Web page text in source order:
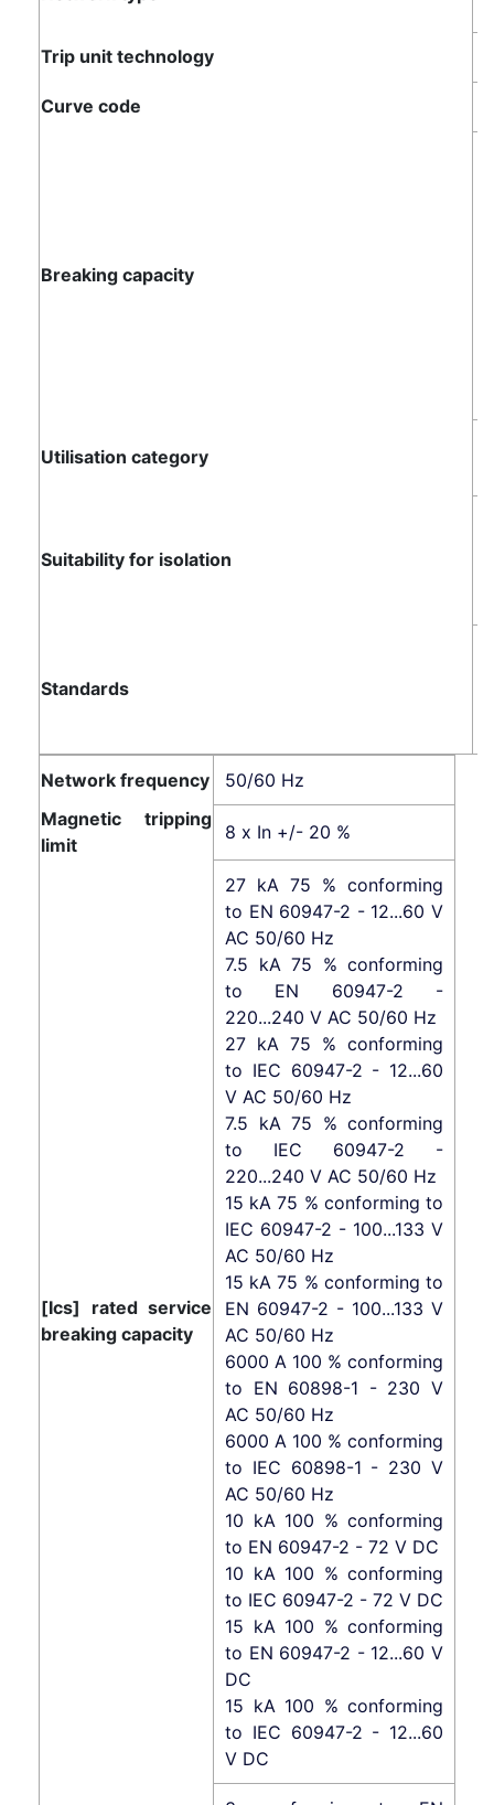
Trip unit technology
Curve code
Breaking capacity
Utilisation category
Suitability for isolation
Standards
Network frequency
50/60 Hz
Magnetic tripping
limit
8 x In +/- 20 %
[Ics] rated service
breaking capacity
27 kA 75 % conforming
to EN 60947-2 - 12...60 V
AC 50/60 Hz
7.5 kA 75 % conforming
to EN 60947-2 -
220...240 V AC 50/60 Hz
27 kA 75 % conforming
to IEC 60947-2 - 12...60
V AC 50/60 Hz
7.5 kA 75 % conforming
to IEC 60947-2 -
220...240 V AC 50/60 Hz
15 kA 75 % conforming to
IEC 60947-2 - 100...133 V
AC 50/60 Hz
15 kA 75 % conforming to
EN 60947-2 - 100...133 V
AC 50/60 Hz
6000 A 100 % conforming
to EN 60898-1 - 230 V
AC 50/60 Hz
6000 A 100 % conforming
to IEC 60898-1 - 230 V
AC 50/60 Hz
10 kA 100 % conforming
to EN 60947-2 - 72 V DC
10 kA 100 % conforming
to IEC 60947-2 - 72 V DC
15 kA 100 % conforming
to EN 60947-2 - 12...60 V
DC
15 kA 100 % conforming
to IEC 60947-2 - 12...60
V DC